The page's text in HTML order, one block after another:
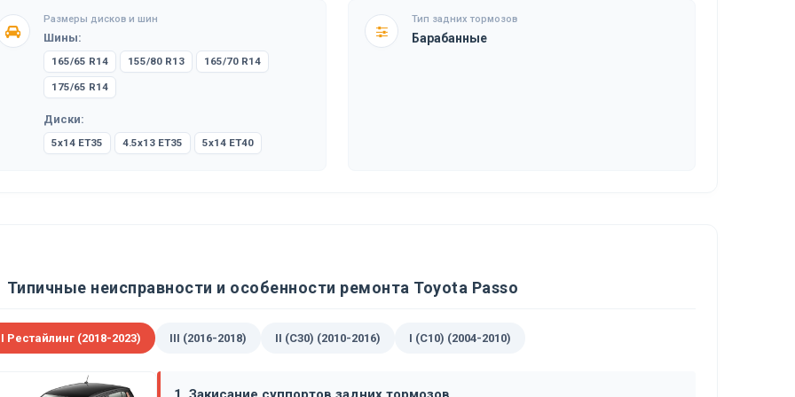
Размеры дисков и шин
Шины:
165/65 R14 155/80 R13 165/70 R14
175/65 R14
Диски:
5x14 ET35 4.5x13 ET35 5x14 ET40
Тип задних тормозов
Барабанные
Типичные неисправности и особенности ремонта Toyota Passo
Рестайлинг (2018-2023) III (2016-2018) II (C30) (2010-2016) I (C10) (2004-2010)